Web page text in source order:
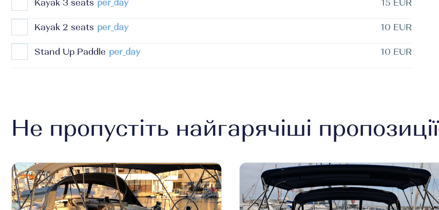
Kayak 3 seats per_day 15 EUR
Kayak 2 seats per_day 10 EUR
Stand Up Paddle per_day 10 EUR
Не пропустіть найгарячіші пропозиції